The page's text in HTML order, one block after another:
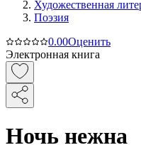
Художественная
Поэзия
0.00Оценить
Электронная книга
Ночь нежна